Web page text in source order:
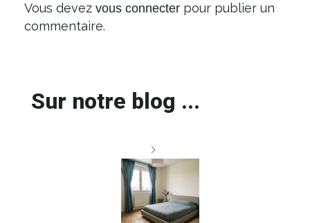
Vous devez vous connecter pour publier un
commentaire.
Sur notre blog ...